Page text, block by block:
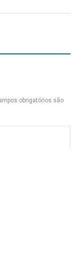
obrigatórios são